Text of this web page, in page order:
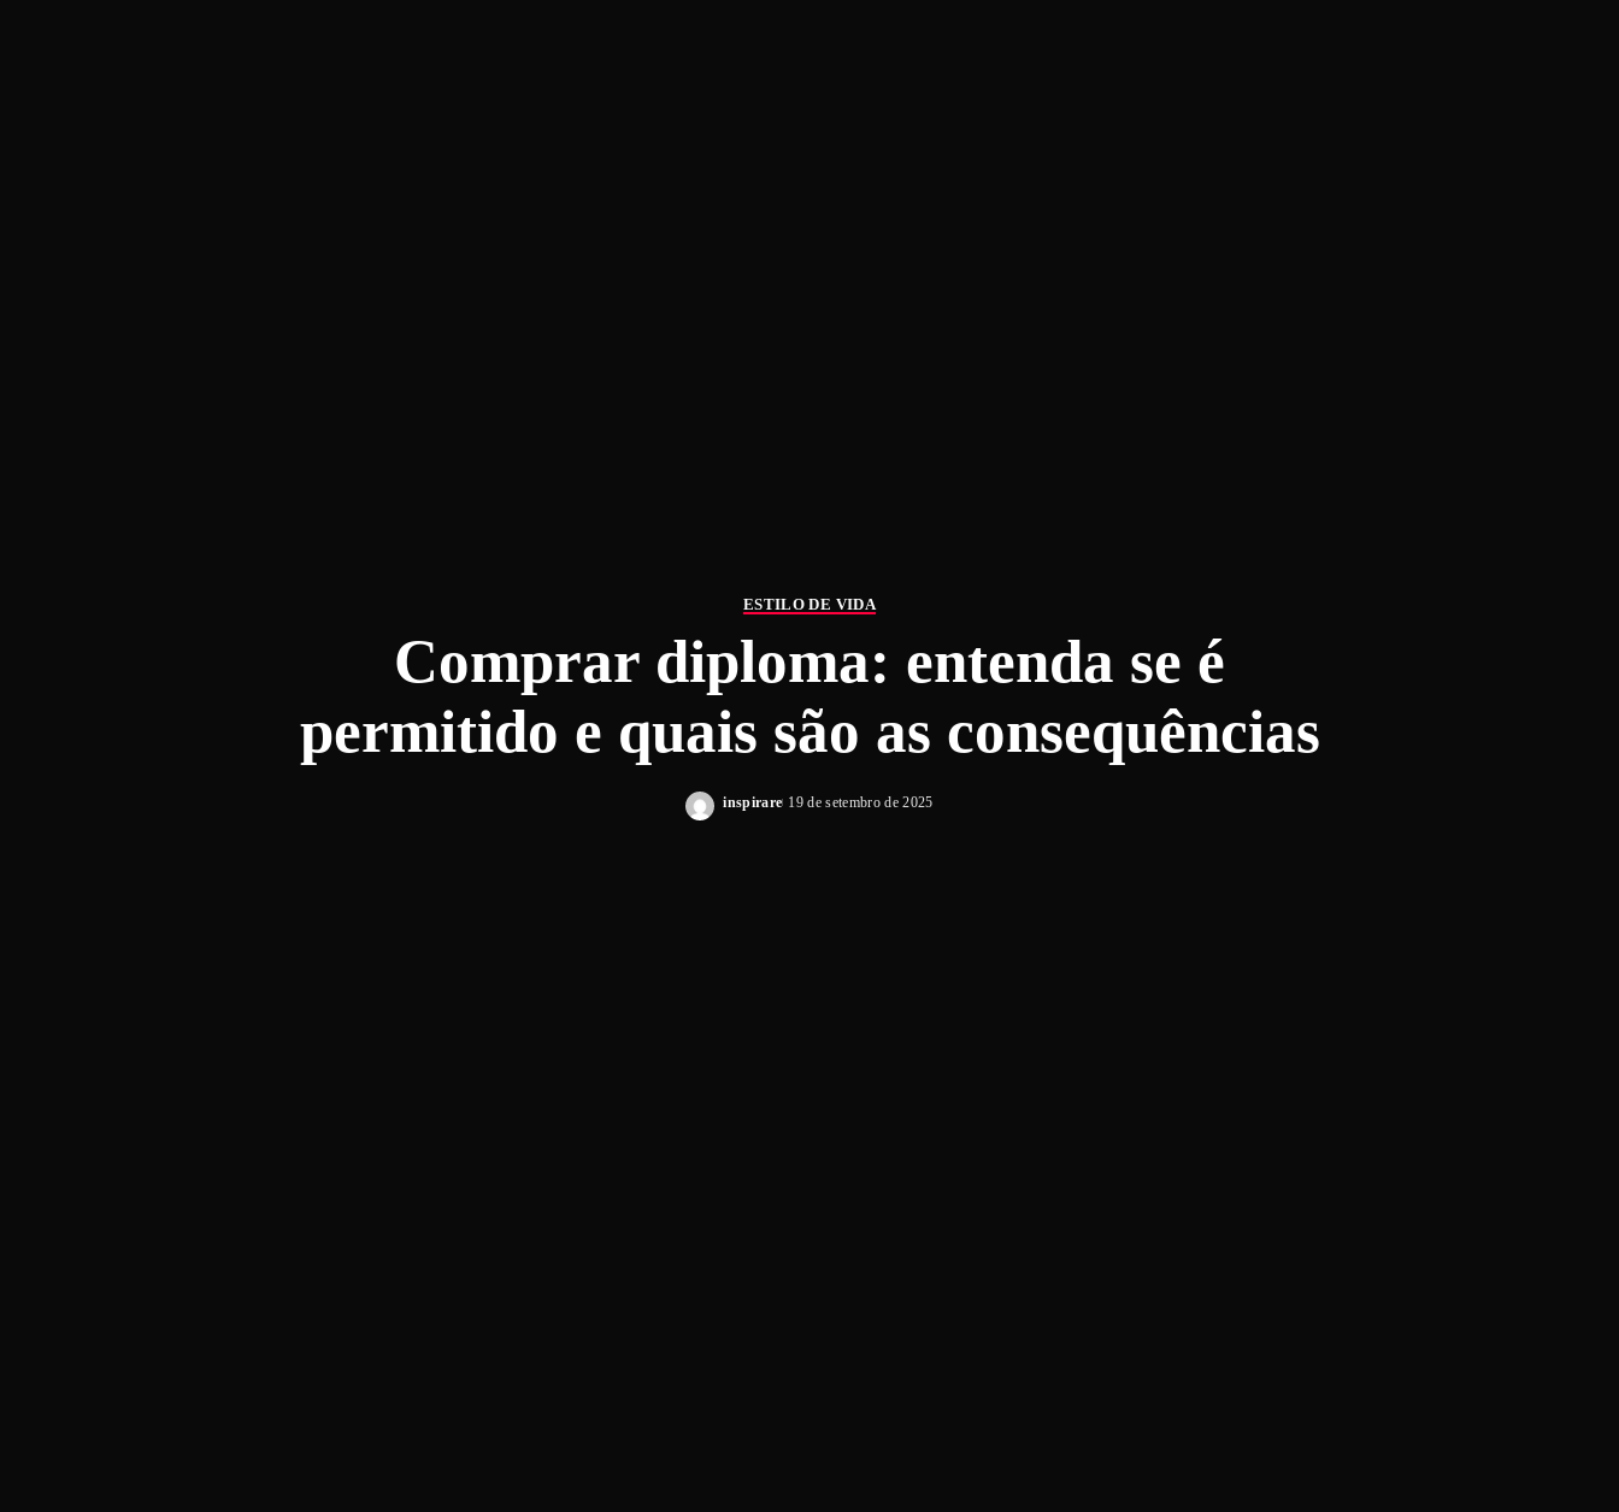
ESTILO DE VIDA
Comprar diploma: entenda se é
permitido e quais são as consequências
Posted
inspirare 19 de setembro de 2025